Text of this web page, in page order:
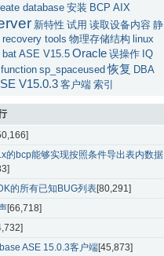
database 安装 BCP AIX
新特性 试用 读取设备内容 静
recovery tools 物理存储结构 linux
bat ASE V15.5 Oracle 误操作 IQ
sp_spaceused 恢复 DBA
V15.0.3 客户端 索引
的bcp能够实现按照条件导出表内数据
的所有已知BUG列表[80,291]
[66,718]
ASE 15.0.3客户端[45,873]